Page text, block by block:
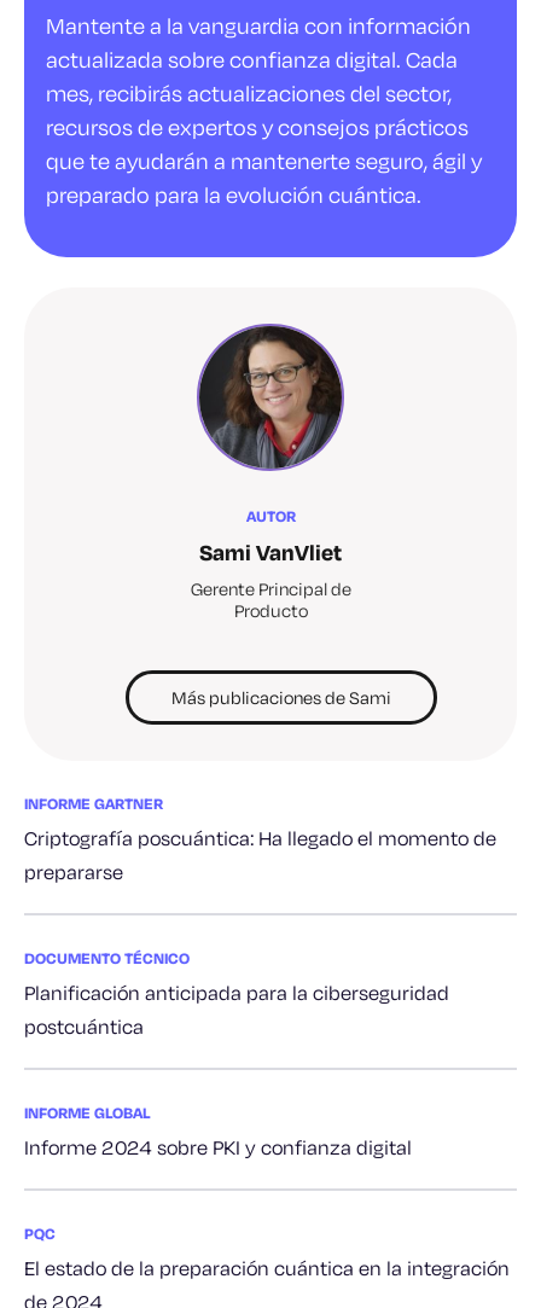
Mantente a la vanguardia con información
actualizada sobre confianza digital. Cada
mes, recibirás actualizaciones del sector,
recursos de expertos y consejos prácticos
que te ayudarán a mantenerte seguro, ágil y
preparado para la evolución cuántica.
AUTOR
Sami VanVliet
Gerente Principal de
Producto
Más publicaciones de Sami
INFORME GARTNER
Criptografía poscuántica: Ha llegado el momento de
prepararse
DOCUMENTO TÉCNICO
Planificación anticipada para la ciberseguridad
postcuántica
INFORME GLOBAL
Informe 2024 sobre PKI y confianza digital
PQC
El estado de la preparación cuántica en la integración
de 2024